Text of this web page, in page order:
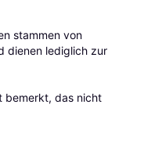
stammen von
dienen lediglich zur
bemerkt, das nicht